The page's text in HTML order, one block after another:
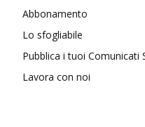
Abbonamento
Lo sfogliabile
Pubblica i tuoi Comunicati
Lavora con noi